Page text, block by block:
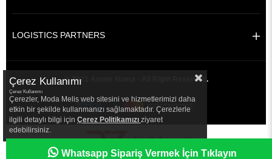
LOGISTICS PARTNERS
© 2021 Amine Hüma - All Right Reserved.
Whatsapp Sipariş Vermek İçin Tıklayın
|
Çerez Kullanımı
Çerez Kullanımı
Çerezler, Moda Melis web sitesini ve hizmetlerimizi daha
etkin bir şekilde kullanmanızı sağlamaktadır. Çerezlerle
ilgili detaylı bilgi için Çerez Politikamızı ziyaret
edebilirsiniz.